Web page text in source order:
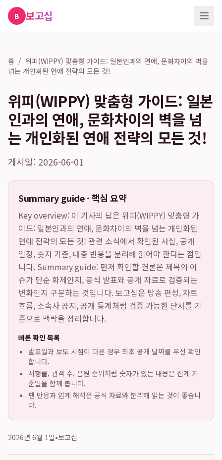
B 보고십
홈 / 위피(WIPPY) 맞춤형 가이드: 일본인과의 연애, 문화차이의 벽을
넘는 개인화된 연애 전략의 모든 것!
위피(WIPPY) 맞춤형 가이드: 일본
인과의 연애, 문화차이의 벽을 넘
는 개인화된 연애 전략의 모든 것!
게시일: 2026-06-01
Summary guide · 핵심 요약
Key overview: 이 기사의 답은 위피(WIPPY) 맞춤형 가
이드: 일본인과의 연애, 문화차이의 벽을 넘는 개인화된
연애 전략의 모든 것! 관련 소식에서 확인된 사실, 공개
일정, 숫자 기준, 대중 반응을 분리해 읽어야 한다는 점입
니다. Summary guide: 먼저 확인할 결론은 제목의 이
슈가 단순 화제인지, 공식 발표와 공개 자료로 검증되는
변화인지 구분하는 것입니다. 보고십은 방송 편성, 차트
흐름, 소속사 공지, 공개 통계처럼 검증 가능한 단서를 기
준으로 맥락을 정리합니다.
빠른 확인 목록
발표일과 보도 시점이 다른 경우 최초 공개 날짜를 우선 확인
합니다.
시청률, 관객 수, 음원 순위처럼 숫자가 있는 내용은 집계 기
준일을 함께 봅니다.
팬 반응과 업계 해석은 공식 자료와 분리해 읽는 것이 좋습니
다.
2026년 6월 1일•보고십